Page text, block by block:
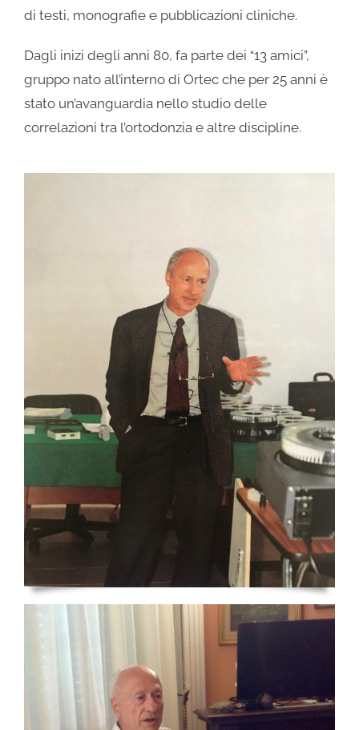
di testi, monografie e pubblicazioni cliniche.
Dagli inizi degli anni 80, fa parte dei “13 amici”,
gruppo nato all’interno di Ortec che per 25 anni è
stato un’avanguardia nello studio delle
correlazioni tra l’ortodonzia e altre discipline.